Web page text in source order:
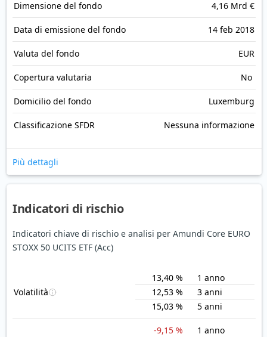
Dimensione del fondo 4,16 Mrd €
Data di emissione del fondo 14 feb 2018
Valuta del fondo EUR
Copertura valutaria No
Domicilio del fondo Luxemburg
Classificazione SFDR Nessuna informazione
Più dettagli
Indicatori di rischio
Indicatori chiave di rischio e analisi per Amundi Core EURO
STOXX 50 UCITS ETF (Acc)
Volatilità
13,40 %
1 anno
12,53 %
3 anni
15,03 %
5 anni
-9,15 %
1 anno